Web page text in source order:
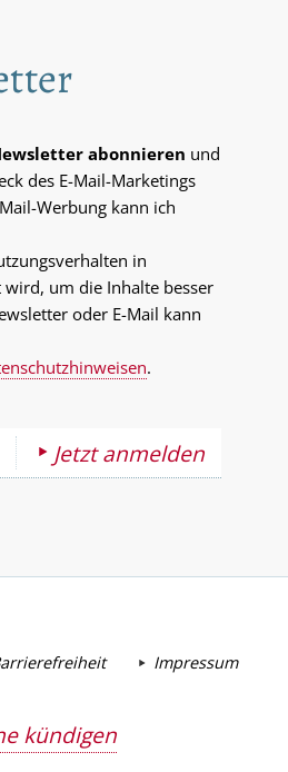
abonnieren und
des E-Mail-Marketings
Werbung kann ich
in
um die Inhalte besser
oder E-Mail kann
.
Jetzt anmelden
Impressum
kündigen